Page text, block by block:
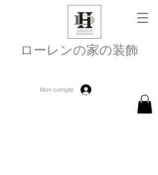
ローレンの家の装飾
Mon compte